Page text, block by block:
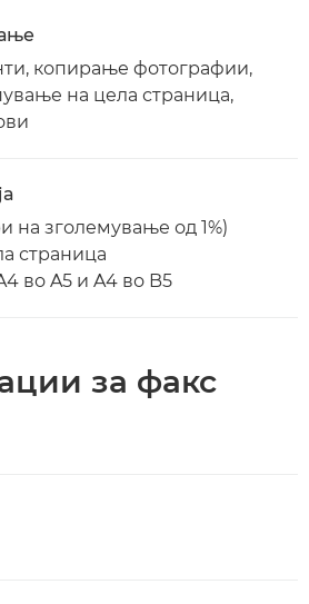
копирање фотографии,
на цела страница,
на зголемување од 1%)
страница
во A5 и A4 во B5
за факс